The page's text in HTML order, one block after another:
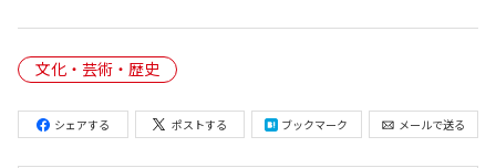
文化・芸術・歴史
シェアする ポストする ブックマーク メールで送る